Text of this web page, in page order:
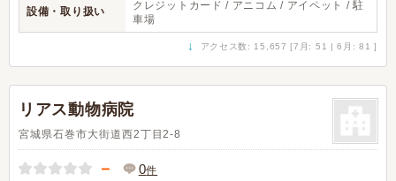
設備・取り扱い
クレジットカード / アニコム / アイペット / 駐
車場
↓ アクセス数: 15,657 [7月: 51 | 6月: 81 ]
リアス動物病院
宮城県石巻市大街道西2丁目2-8
－ 0件